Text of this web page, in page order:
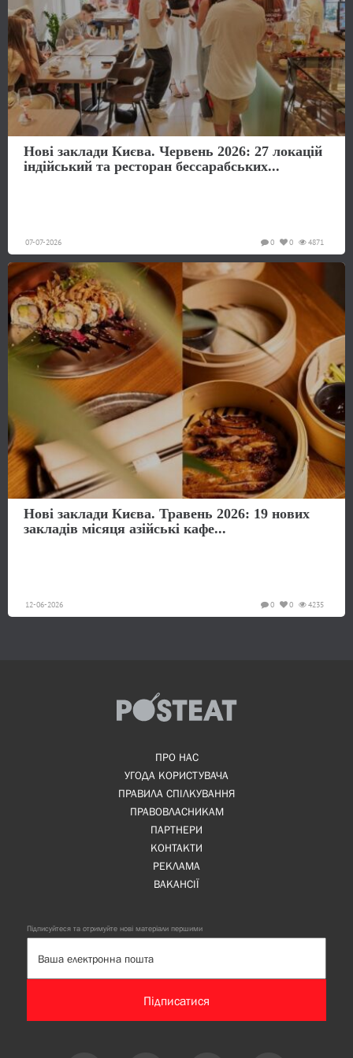
Нові заклади Києва. Червень 2026: 27 локацій
індійський та ресторан бессарабських...
07-07-2026 4871
0
0
Нові заклади Києва. Травень 2026: 19 нових
закладів місяця азійські кафе...
12-06-2026 4235
0
0
ПРО НАС
УГОДА КОРИСТУВАЧА
ПРАВИЛА СПІЛКУВАННЯ
ПРАВОВЛАСНИКАМ
ПАРТНЕРИ
КОНТАКТИ
РЕКЛАМА
ВАКАНСІЇ
Підписуйтеся та отримуйте нові матеріали першими
Підписатися